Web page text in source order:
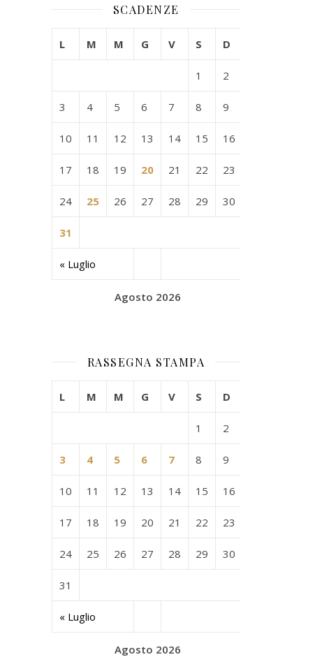
SCADENZE
Agosto 2026
L M M G V S D
« Luglio
1 2
3 4 5 6 7 8 9
10 11 12 13 14 15 16
17 18 19 20 21 22 23
24 25 26 27 28 29 30
31
RASSEGNA STAMPA
Agosto 2026
L M M G V S D
« Luglio
1 2
3 4 5 6 7 8 9
10 11 12 13 14 15 16
17 18 19 20 21 22 23
24 25 26 27 28 29 30
31